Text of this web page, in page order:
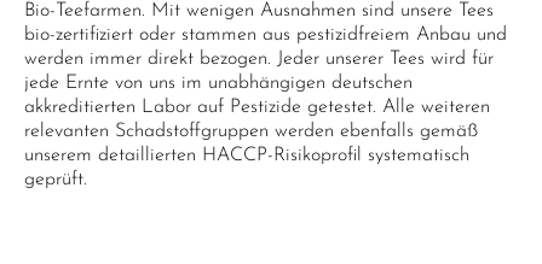
Bio-Teefarmen. Mit wenigen Ausnahmen sind unsere Tees
bio-zertifiziert oder stammen aus pestizidfreiem Anbau und
werden immer direkt bezogen. Jeder unserer Tees wird für
jede Ernte von uns im unabhängigen deutschen
akkreditierten Labor auf Pestizide getestet. Alle weiteren
relevanten Schadstoffgruppen werden ebenfalls gemäß
unserem detaillierten HACCP-Risikoprofil systematisch
geprüft.